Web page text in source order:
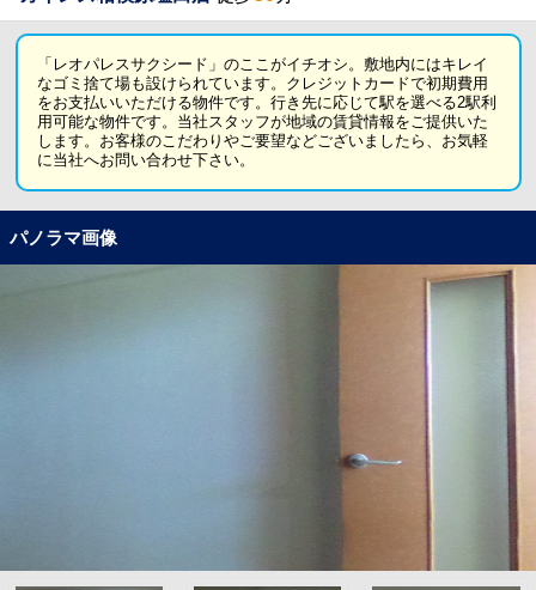
「レオパレスサクシード」のここがイチオシ。敷地内にはキレイ
なゴミ捨て場も設けられています。クレジットカードで初期費用
をお支払いいただける物件です。行き先に応じて駅を選べる2駅利
用可能な物件です。当社スタッフが地域の賃貸情報をご提供いた
します。お客様のこだわりやご要望などございましたら、お気軽
に当社へお問い合わせ下さい。
パノラマ画像